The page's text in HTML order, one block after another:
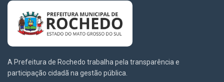
A Prefeitura de Rochedo trabalha pela transparência e
participação cidadã na gestão pública.